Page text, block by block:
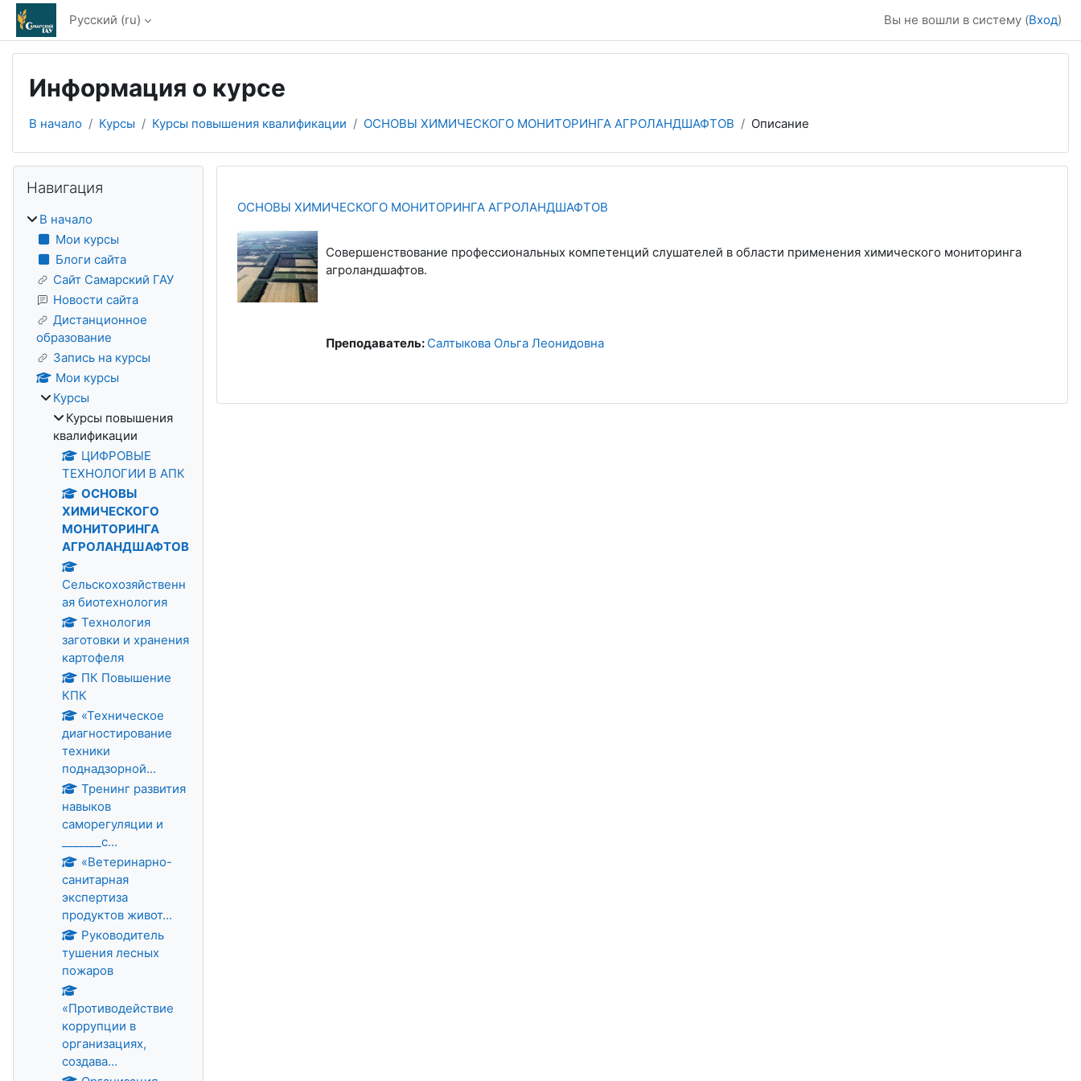
Перейти к основному содержанию
Русский ‎(ru)‎ Вы не вошли в систему (Вход)
Информация о курсе
В начало Курсы Курсы повышения квалификации ОСНОВЫ ХИМИЧЕСКОГО МОНИТОРИНГА АГРОЛАНДШАФТОВ Описание
ОСНОВЫ ХИМИЧЕСКОГО МОНИТОРИНГА АГРОЛАНДШАФТОВ
Совершенствование профессиональных компетенций слушателей в области применения химического мониторинга
агроландшафтов.
Преподаватель: Салтыкова Ольга Леонидовна
Блоки
Навигация
В начало
Мои курсы
Блоги сайта
Сайт Самарский ГАУ
Новости сайта
Дистанционное
образование
Запись на курсы
Мои курсы
Курсы
Курсы повышения
квалификации
ЦИФРОВЫЕ
ТЕХНОЛОГИИ В АПК
ОСНОВЫ
ХИМИЧЕСКОГО
МОНИТОРИНГА
АГРОЛАНДШАФТОВ
Сельскохозяйственн
ая биотехнология
Технология
заготовки и хранения
картофеля
ПК Повышение
КПК
«Техническое
диагностирование
техники
поднадзорной...
Тренинг развития
навыков
саморегуляции и
_______с...
«Ветеринарно-
санитарная
экспертиза
продуктов живот...
Руководитель
тушения лесных
пожаров
«Противодействие
коррупции в
организациях,
создава...